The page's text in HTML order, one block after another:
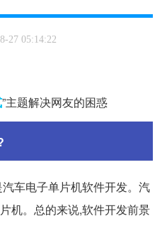
27 05:14:22
”主题解决网友的困惑
车电子单片机软件开发。汽
机。总的来说,软件开发前景